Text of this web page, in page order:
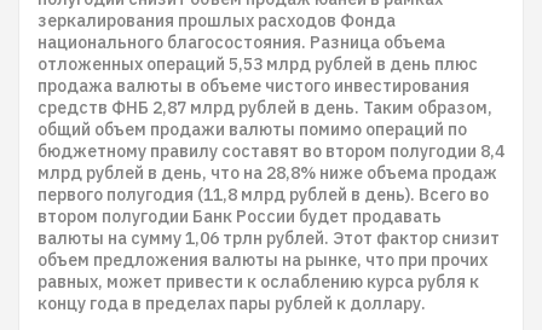
зеркалирования прошлых расходов Фонда
национального благосостояния. Разница объема
отложенных операций 5,53 млрд рублей в день плюс
продажа валюты в объеме чистого инвестирования
средств ФНБ 2,87 млрд рублей в день. Таким образом,
общий объем продажи валюты помимо операций по
бюджетному правилу составят во втором полугодии 8,4
млрд рублей в день, что на 28,8% ниже объема продаж
первого полугодия (11,8 млрд рублей в день). Всего во
втором полугодии Банк России будет продавать
валюты на сумму 1,06 трлн рублей. Этот фактор снизит
объем предложения валюты на рынке, что при прочих
равных, может привести к ослаблению курса рубля к
концу года в пределах пары рублей к доллару.